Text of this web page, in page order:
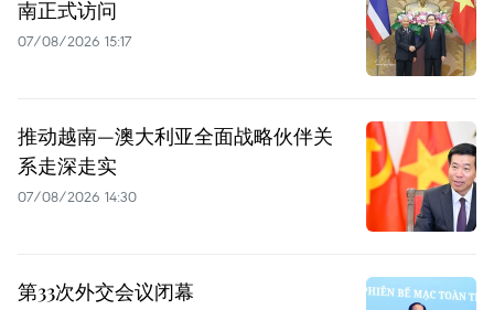
南正式访问
07/08/2026 15:17
推动越南—澳大利亚全面战略伙伴关
系走深走实
07/08/2026 14:30
第33次外交会议闭幕